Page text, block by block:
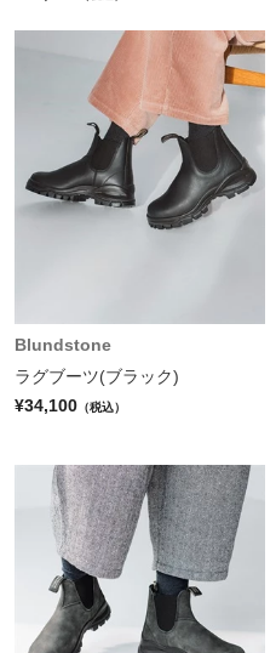
Blundstone
ラグブーツ(ブラック)
¥34,100 （税込）